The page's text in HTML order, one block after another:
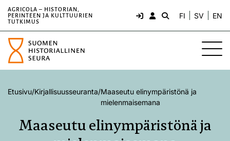
AGRICOLA – HISTORIAN,
PERINTEEN JA KULTTUURIEN
TUTKIMUS
FI SV EN
Etusivu/Kirjallisuusseuranta/Maaseutu elinympäristönä ja
mielenmaisemana
Maaseutu elinympäristönä ja